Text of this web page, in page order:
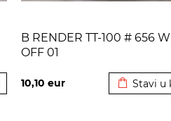
B RENDER TT-100 # 656
OFF 01
10,10 eur Stavi u